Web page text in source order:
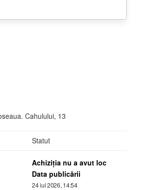
Cahulului, 13
Statut
Achiziţia nu a avut loc
Data publicării
24 iul 2026, 14:54